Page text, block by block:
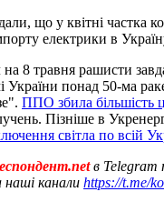
що у квітні частка
електрики в
8 травня рашисти
України понад 50-ма
ППО збила більшість
Пізніше в
світла по всій
в Telegram
наші канали https://t.me/